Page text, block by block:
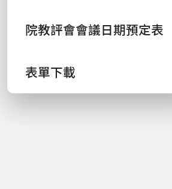
院教評會會議日期預定表
表單下載